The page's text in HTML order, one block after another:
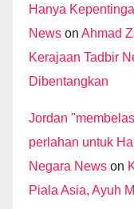
Hanya
News on Ahmad
Kerajaan Tadbir
Dibentangkan
Jordan
perlahan untuk
Negara News on
Piala Asia, Ayuh